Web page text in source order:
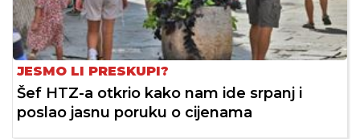
JESMO LI PRESKUPI?
Šef HTZ-a otkrio kako nam ide srpanj i
poslao jasnu poruku o cijenama